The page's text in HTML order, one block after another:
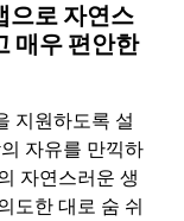
으로 자연스
매우 편안한
지원하도록 설
자유를 만끽하
자연스러운 생
도한 대로 숨 쉬